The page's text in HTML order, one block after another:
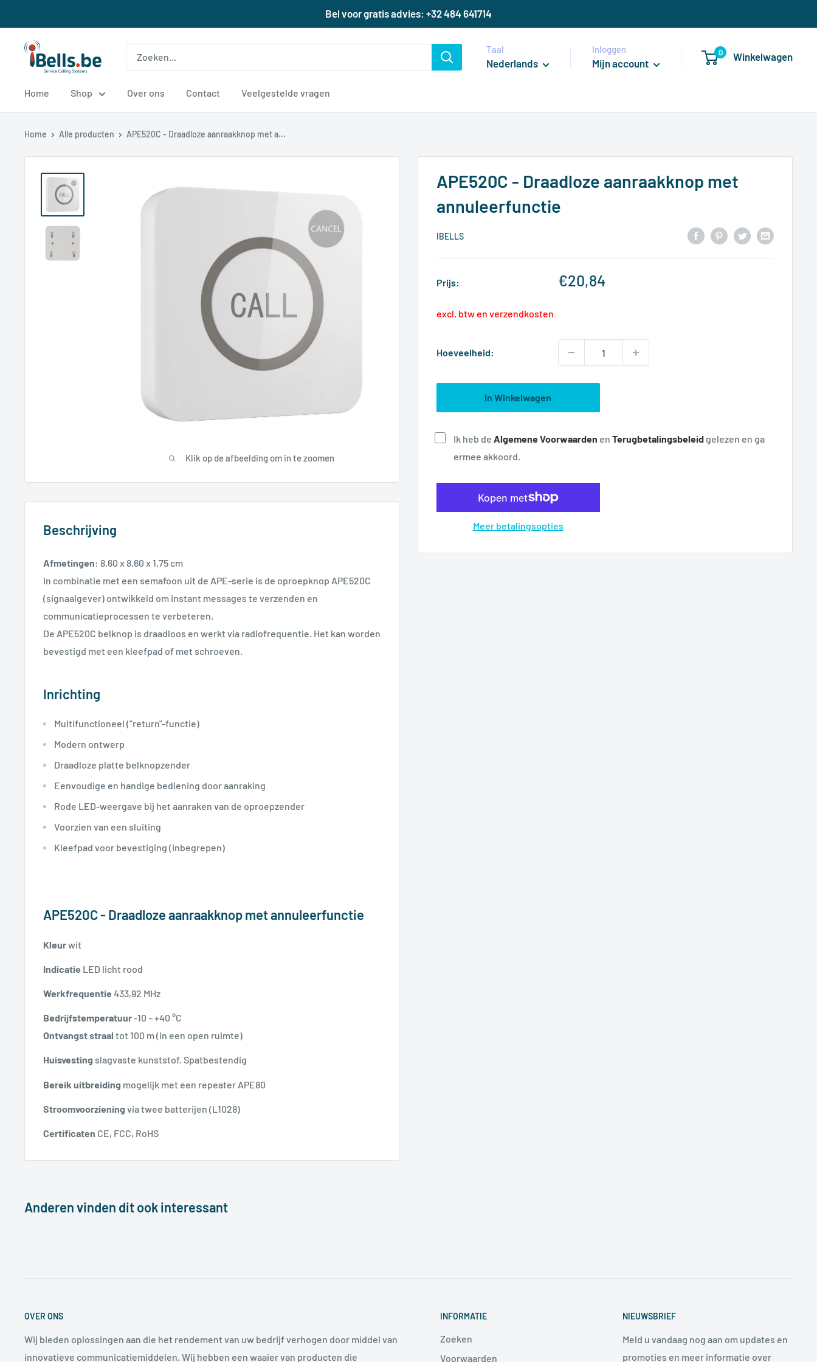
naar
artikel
Bel voor gratis advies: +32 484 641714
ibells.be Taal
Nederlands
Inloggen
Mijn account
0 Winkelwagen
Home Shop Over ons Contact Veelgestelde vragen
Home Alle producten APE520C - Draadloze aanraakknop met a...
Klik op de afbeelding om in te zoomen
APE520C - Draadloze aanraakknop met
annuleerfunctie
IBELLS
Prijs: Verkoopprijs
€20,84
excl. btw en verzendkosten
Hoeveelheid:
In Winkelwagen
Ik heb de Algemene Voorwaarden en Terugbetalingsbeleid gelezen en ga
ermee akkoord.
Meer betalingsopties
Beschrijving
Afmetingen: 8,60 x 8,60 x 1,75 cm
In combinatie met een semafoon uit de APE-serie is de oproepknop APE520C
(signaalgever) ontwikkeld om instant messages te verzenden en
communicatieprocessen te verbeteren.
De APE520C belknop is draadloos en werkt via radiofrequentie. Het kan worden
bevestigd met een kleefpad of met schroeven.
Inrichting
Multifunctioneel ("return"-functie)
Modern ontwerp
Draadloze platte belknopzender
Eenvoudige en handige bediening door aanraking
Rode LED-weergave bij het aanraken van de oproepzender
Voorzien van een sluiting
Kleefpad voor bevestiging (inbegrepen)
APE520C - Draadloze aanraakknop met annuleerfunctie
Kleurwit
Indicatie LED licht rood
Werkfrequentie 433,92 MHz
Bedrijfstemperatuur-10 – +40 °C
Ontvangst straal tot 100 m (in een open ruimte)
Huisvesting slagvaste kunststof. Spatbestendig
Bereik uitbreiding mogelijk met een repeater APE80
Stroomvoorziening via twee batterijen (L1028)
Certificaten CE, FCC, RoHS
Anderen vinden dit ook interessant
OVER ONS
Wij bieden oplossingen aan die het rendement van uw bedrijf verhogen door middel van
innovatieve communicatiemiddelen. Wij hebben een waaier van producten die
INFORMATIE
Zoeken
Voorwaarden
NIEUWSBRIEF
Meld u vandaag nog aan om updates en
promoties en meer informatie over